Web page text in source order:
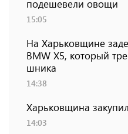
подешевели овощи
15:05
На Харьковщине
BMW Х5, который
шника
14:38
Харьковщина
14:03